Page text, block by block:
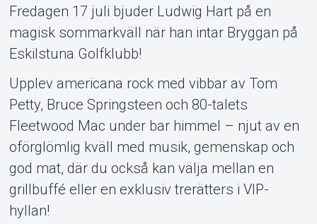
Support
Om Tickster
Fredagen 17 juli bjuder Ludwig Hart på en
magisk sommarkväll när han intar Bryggan på
Eskilstuna Golfklubb!
Upplev americana rock med vibbar av Tom
Petty, Bruce Springsteen och 80-talets
Fleetwood Mac under bar himmel – njut av en
oförglömlig kväll med musik, gemenskap och
god mat, där du också kan välja mellan en
grillbuffé eller en exklusiv trerätters i VIP-
hyllan!